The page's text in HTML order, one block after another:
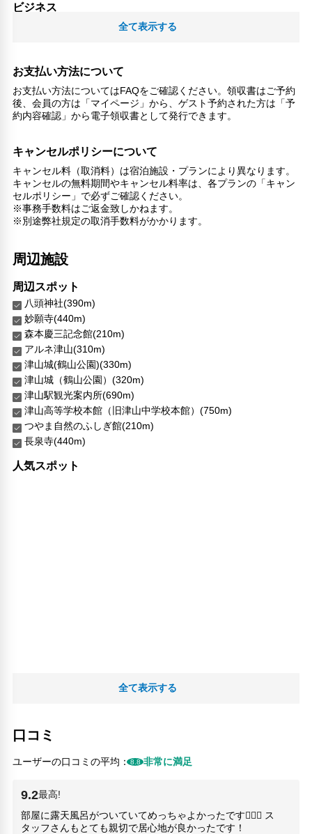
ビジネス
ビジネスセンター（プリントアウト/FAX）
ヨガルーム
リラックス
マッサージ
ジェットバス
スチームルーム
スパ
喫煙所
スパ/サウナ
子供向け施設・サービス
家族・お子様に優しい設備
こだわりの設備
温泉
ショップ
ガーデン
館内施設・便利なサービス
荷物預かりサービス
コンビニ
館内ショップ
エレベーター
バリアフリー対応
車椅子OK
キャッシュレス支払いサービス
全て表示する
お支払い方法について
お支払い方法についてはFAQをご確認ください。領収書はご予約
後、会員の方は「マイページ」から、ゲスト予約された方は「予
約内容確認」から電子領収書として発行できます。
キャンセルポリシーについて
キャンセル料（取消料）は宿泊施設・プランにより異なります。
キャンセルの無料期間やキャンセル料率は、各プランの「キャン
セルポリシー」で必ずご確認ください。
※事務手数料はご返金致しかねます。
※別途弊社規定の取消手数料がかかります。
周辺施設
周辺スポット
八頭神社(390m)
妙願寺(440m)
森本慶三記念館(210m)
アルネ津山(310m)
津山城(鶴山公園)(330m)
津山城（鶴山公園）(320m)
津山駅観光案内所(690m)
津山高等学校本館（旧津山中学校本館）(750m)
つやま自然のふしぎ館(210m)
長泉寺(440m)
人気スポット
全て表示する
口コミ
ユーザーの口コミの平均：8.8 非常に満足
9.2最高!
部屋に露天風呂がついていてめっちゃよかったです🙆🏻‍♀️ ス
タッフさんもとても親切で居心地が良かったです！